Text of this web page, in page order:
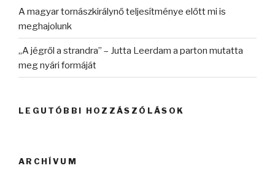
A magyar tornászkirálynő teljesítménye előtt mi is
meghajolunk
„A jégről a strandra” – Jutta Leerdam a parton mutatta
meg nyári formáját
LEGUTÓBBI HOZZÁSZÓLÁSOK
ARCHÍVUM